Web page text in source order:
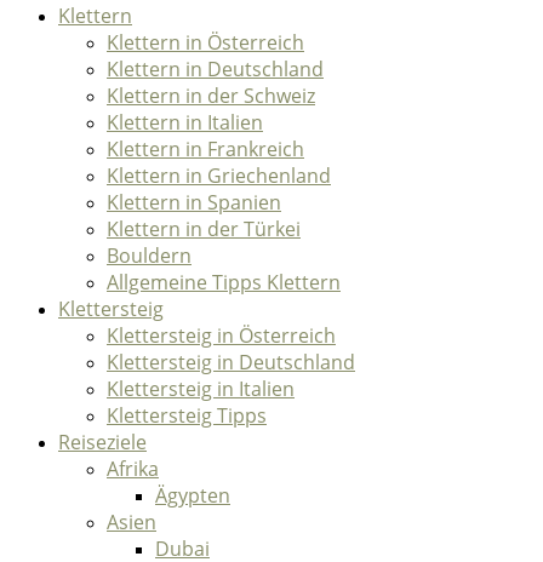
Klettern
Klettern in Österreich
Klettern in Deutschland
Klettern in der Schweiz
Klettern in Italien
Klettern in Frankreich
Klettern in Griechenland
Klettern in Spanien
Klettern in der Türkei
Bouldern
Allgemeine Tipps Klettern
Klettersteig
Klettersteig in Österreich
Klettersteig in Deutschland
Klettersteig in Italien
Klettersteig Tipps
Reiseziele
Afrika
Ägypten
Asien
Dubai